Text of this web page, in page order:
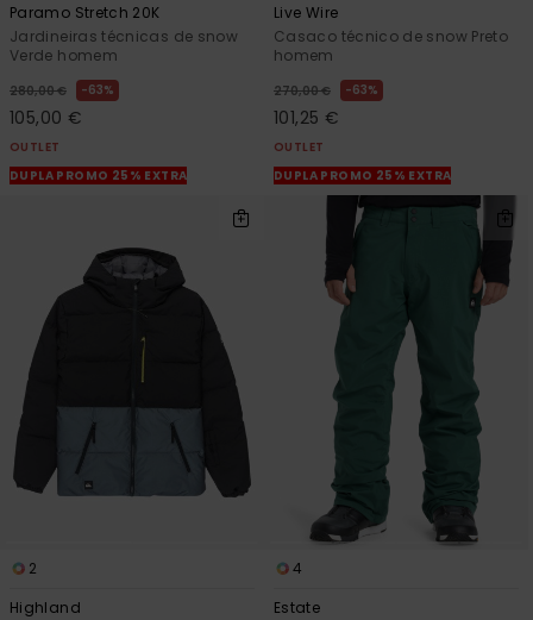
Paramo Stretch 20K
Jardineiras técnicas de snow
Verde homem
280,00 € 63%
105,00 €
OUTLET
DUPLA PROMO 25% EXTRA
Live Wire
Casaco técnico de snow Preto
homem
270,00 € 63%
101,25 €
OUTLET
DUPLA PROMO 25% EXTRA
2
Highland
4
Estate